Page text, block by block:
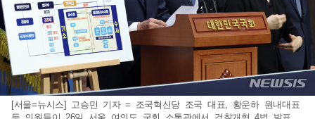
[서울=뉴시스] 고승민 기자 = 조국혁신당 조국 대표, 황운하 원내대표